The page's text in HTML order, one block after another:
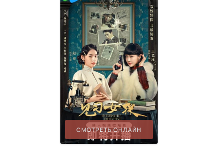
СМОТРЕТЬ ОНЛАЙН